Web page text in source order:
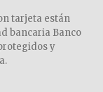
tarjeta están
bancaria Banco
y